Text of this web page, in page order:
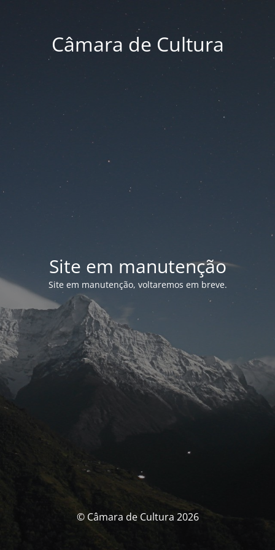
Câmara de Cultura
Site em manutenção
Site em manutenção, voltaremos em breve.
© Câmara de Cultura 2026